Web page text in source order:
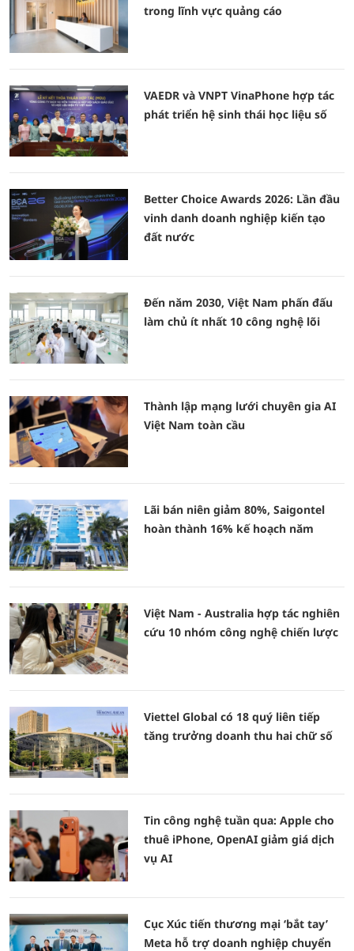
trong lĩnh vực quảng cáo
VAEDR và VNPT VinaPhone hợp tác
phát triển hệ sinh thái học liệu số
Better Choice Awards 2026: Lần đầu
vinh danh doanh nghiệp kiến tạo
đất nước
Đến năm 2030, Việt Nam phấn đấu
làm chủ ít nhất 10 công nghệ lõi
Thành lập mạng lưới chuyên gia AI
Việt Nam toàn cầu
Lãi bán niên giảm 80%, Saigontel
hoàn thành 16% kế hoạch năm
Việt Nam - Australia hợp tác nghiên
cứu 10 nhóm công nghệ chiến lược
Viettel Global có 18 quý liên tiếp
tăng trưởng doanh thu hai chữ số
Tin công nghệ tuần qua: Apple cho
thuê iPhone, OpenAI giảm giá dịch
vụ AI
Cục Xúc tiến thương mại ‘bắt tay’
Meta hỗ trợ doanh nghiệp chuyển